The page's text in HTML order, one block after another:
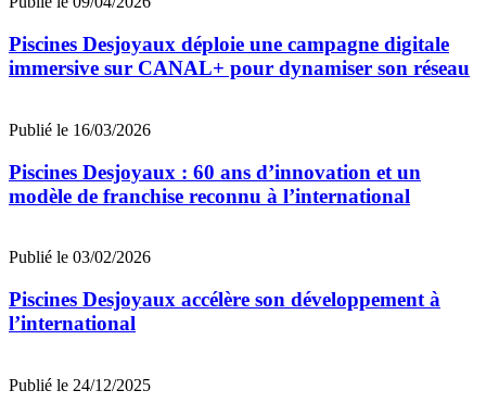
Piscines Desjoyaux déploie une campagne digitale
immersive sur CANAL+ pour dynamiser son réseau
Publié le 16/03/2026
Piscines Desjoyaux : 60 ans d’innovation et un
modèle de franchise reconnu à l’international
Publié le 03/02/2026
Piscines Desjoyaux accélère son développement à
l’international
Publié le 24/12/2025